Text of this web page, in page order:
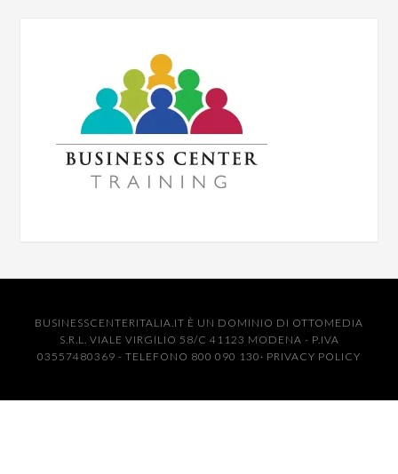
BUSINESSCENTERITALIA.IT È UN DOMINIO DI OTTOMEDIA
S.R.L. VIALE VIRGILIO 58/C 41123 MODENA - P.IVA
03557480369 - TELEFONO 800 090 130· PRIVACY POLICY